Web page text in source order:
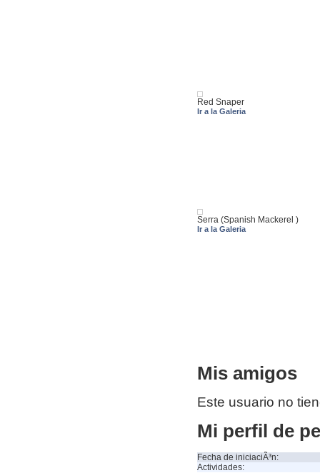
Red Snaper
Ir a la Galeria
Serra (Spanish Mackerel )
Ir a la Galeria
Mis amigos
Este usuario no
Mi perfil de
Fecha de iniciaciÃ³n:
Actividades: